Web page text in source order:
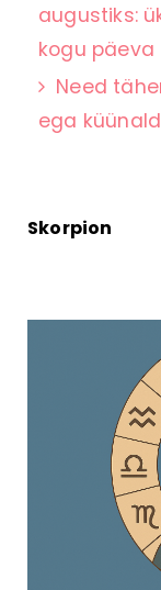
augustiks:
kogu päeva
Need
ega
Skorpion